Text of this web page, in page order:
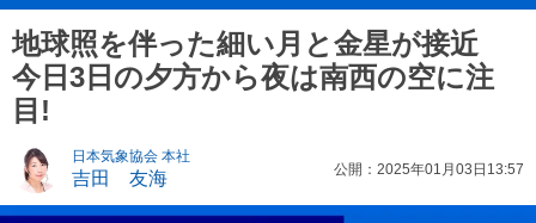
地球照を伴った細い月と金星が接近
今日3日の夕方から夜は南西の空に注
目!
日本気象協会 本社
吉田 友海 公開：2025年01月03日13:57